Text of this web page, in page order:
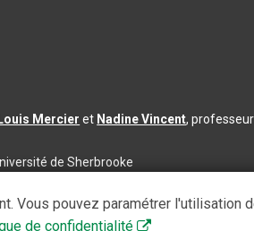
Louis Mercier et Nadine Vincent,
de Sherbrooke
Vous pouvez paramétrer l'utilisation
de confidentialité